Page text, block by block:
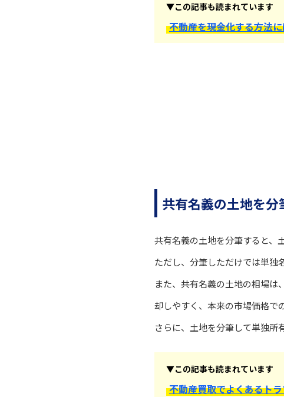
▼この記事も読まれています
不動産を現金化する方法
共有名義の土地を分
共有名義の土地を分筆すると、
ただし、分筆しただけでは単独
また、共有名義の土地の相場は
却しやすく、本来の市場価格で
さらに、土地を分筆して単独所
▼この記事も読まれています
不動産買取でよくあるト